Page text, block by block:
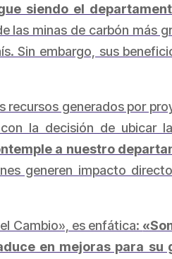
siendo el
las minas de carbón más
Sin embargo, sus
recursos generados por
la decisión de ubicar
a nuestro
generen impacto
Cambio», es enfática:
en mejoras para su